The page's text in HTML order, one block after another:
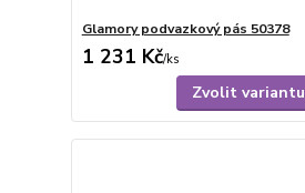
Glamory podvazkový pás 50378
1 231 Kč/ks
Zvolit variantu